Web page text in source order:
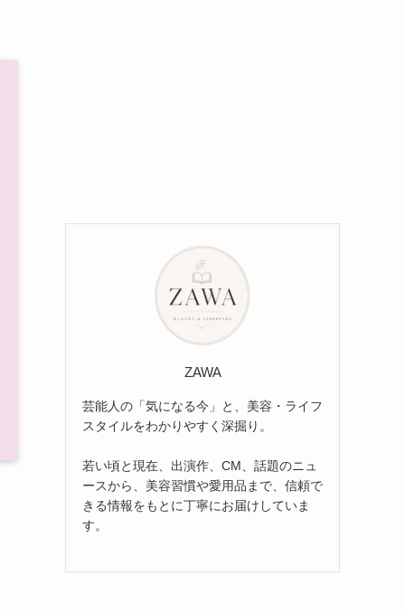
ZAWA
芸能人の「気になる今」と、美容・ライフ
スタイルをわかりやすく深掘り。
若い頃と現在、出演作、CM、話題のニュ
ースから、美容習慣や愛用品まで、信頼で
きる情報をもとに丁寧にお届けしていま
す。